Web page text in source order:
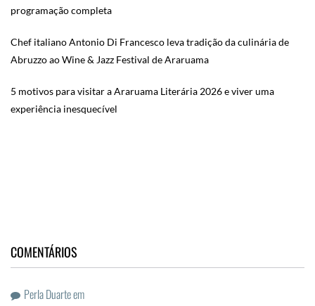
programação completa
Chef italiano Antonio Di Francesco leva tradição da culinária de
Abruzzo ao Wine & Jazz Festival de Araruama
5 motivos para visitar a Araruama Literária 2026 e viver uma
experiência inesquecível
COMENTÁRIOS
Perla Duarteem